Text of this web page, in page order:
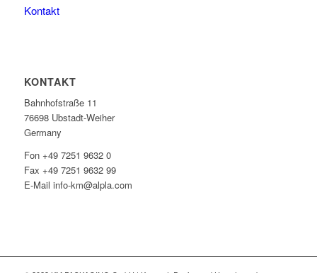
Kontakt
KONTAKT
Bahnhofstraße 11
76698 Ubstadt-Weiher
Germany
Fon +49 7251 9632 0
Fax +49 7251 9632 99
E-Mail info-km@alpla.com